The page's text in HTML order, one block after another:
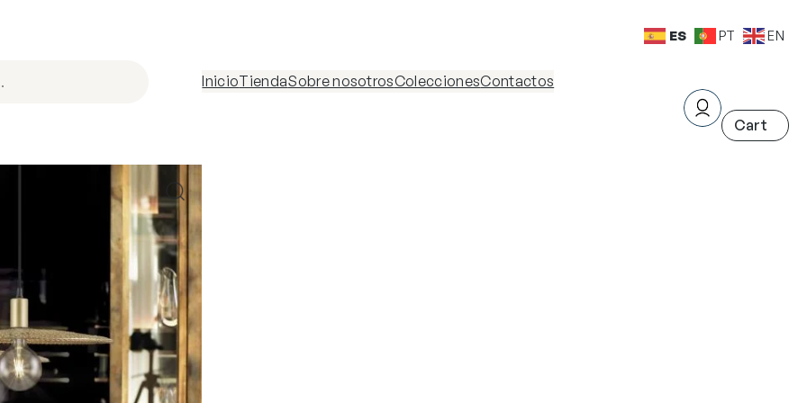
InicioTiendaSobre nosotrosColeccionesContactos
ES PT EN